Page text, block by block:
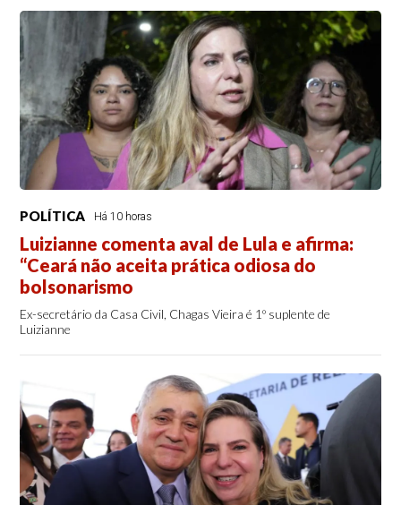
POLÍTICA Há 10 horas
Luizianne comenta aval de Lula e afirma:
“Ceará não aceita prática odiosa do
bolsonarismo
Ex-secretário da Casa Civil, Chagas Vieira é 1º suplente de
Luizianne